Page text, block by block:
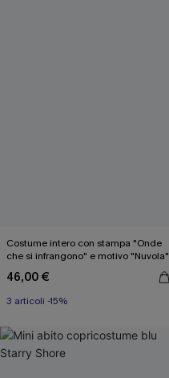
Costume intero con stampa "Onde
che si infrangono" e motivo "Nuvola"
46,00 €
3 articoli -15%